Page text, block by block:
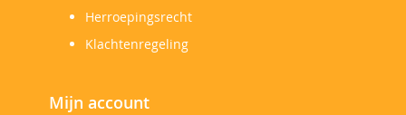
Herroepingsrecht
Klachtenregeling
Mijn account